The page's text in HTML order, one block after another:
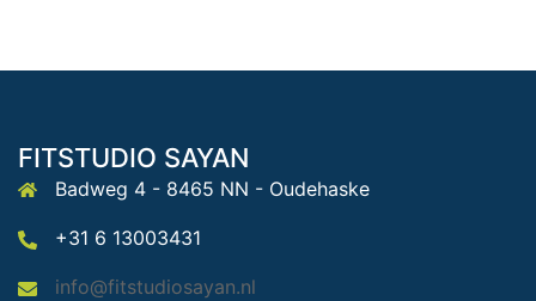
FITSTUDIO SAYAN
Badweg 4 - 8465 NN - Oudehaske
+31 6 13003431
info@fitstudiosayan.nl